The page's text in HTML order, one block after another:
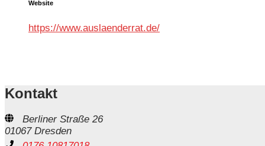
Website
https://www.auslaenderrat.de/
Kontakt
Berliner Straße 26
01067 Dresden